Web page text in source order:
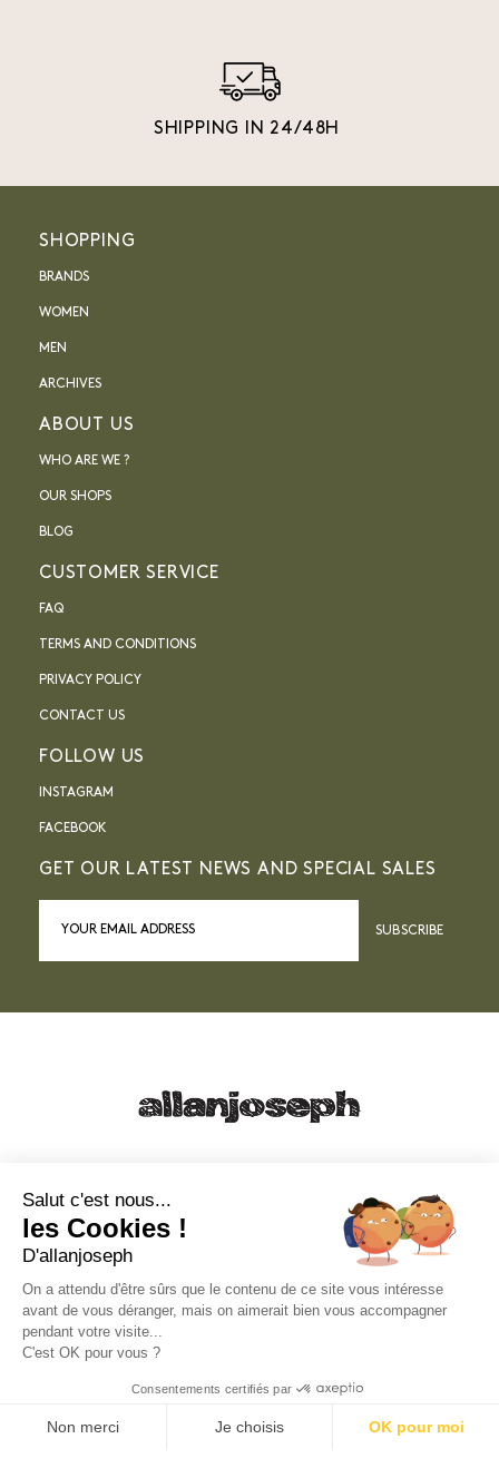
SHIPPING IN 24/48H
SHOPPING
BRANDS
WOMEN
MEN
ARCHIVES
ABOUT US
WHO ARE WE ?
OUR SHOPS
BLOG
CUSTOMER SERVICE
FAQ
TERMS AND CONDITIONS
PRIVACY POLICY
CONTACT US
FOLLOW US
INSTAGRAM
FACEBOOK
GET OUR LATEST NEWS AND SPECIAL SALES
SUBSCRIBE
49, RUE FRANCIS DAVSO - 13001 MARSEILLE
eshop@allanjoseph.com
Salut c'est nous...
les Cookies !
D'allanjoseph
On a attendu d'être sûrs que le contenu de ce site vous intéresse
avant de vous déranger, mais on aimerait bien vous accompagner
pendant votre visite...
C'est OK pour vous ?
Consentements certifiés par
Non merci Je choisis OK pour moi